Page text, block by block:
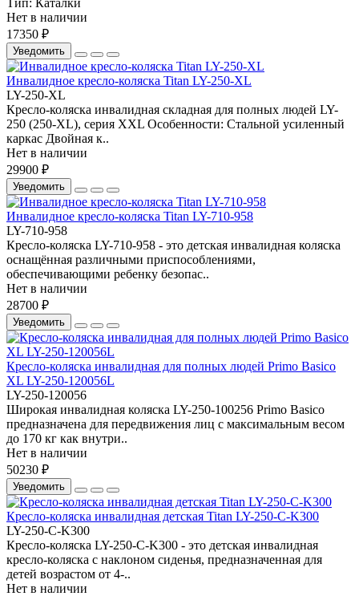
Тип: Каталки
Нет в наличии
17350 ₽
Уведомить
Инвалидное кресло-коляска Titan LY-250-XL
LY-250-XL
Кресло-коляска инвалидная складная для полных людей LY-
250 (250-XL), серия XXL Особенности: Стальной усиленный
каркас Двойная к..
Нет в наличии
29900 ₽
Уведомить
Инвалидное кресло-коляска Titan LY-710-958
LY-710-958
Кресло-коляска LY-710-958 - это детская инвалидная коляска
оснащённая различными приспособлениями,
обеспечивающими ребенку безопас..
Нет в наличии
28700 ₽
Уведомить
Кресло-коляска инвалидная для полных людей Primo Basico
XL LY-250-120056L
LY-250-120056
Широкая инвалидная коляска LY-250-100256 Primo Basico
предназначена для передвижения лиц с максимальным весом
до 170 кг как внутри..
Нет в наличии
50230 ₽
Уведомить
Кресло-коляска инвалидная детская Titan LY-250-C-K300
LY-250-C-K300
Кресло-коляска LY-250-C-K300 - это детская инвалидная
кресло-коляска с наклоном сиденья, предназначенная для
детей возрастом от 4-..
Нет в наличии